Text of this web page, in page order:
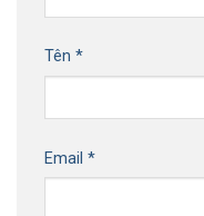
Tên *
Email *